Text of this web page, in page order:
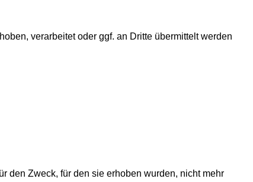
verarbeitet oder ggf. an Dritte übermittelt werden
den Zweck, für den sie erhoben wurden, nicht mehr